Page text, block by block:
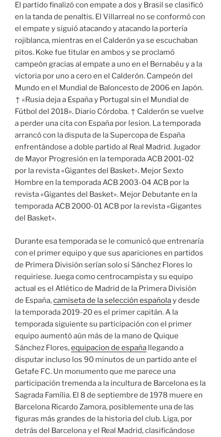
El partido finalizó con empate a dos y Brasil se clasificó
en la tanda de penaltis. El Villarreal no se conformó con
el empate y siguió atacando y atacando la portería
rojiblanca, mientras en el Calderón ya se escuchaban
pitos. Koke fue titular en ambos y se proclamó
campeón gracias al empate a uno en el Bernabéu y a la
victoria por uno a cero en el Calderón. Campeón del
Mundo en el Mundial de Baloncesto de 2006 en Japón.
↑ «Rusia deja a España y Portugal sin el Mundial de
Fútbol del 2018». Diario Córdoba. ↑ Calderón se vuelve
a perder una cita con España por lesion. La temporada
arrancó con la disputa de la Supercopa de España
enfrentándose a doble partido al Real Madrid. Jugador
de Mayor Progresión en la temporada ACB 2001-02
por la revista «Gigantes del Basket». Mejor Sexto
Hombre en la temporada ACB 2003-04 ACB por la
revista «Gigantes del Basket». Mejor Debutante en la
temporada ACB 2000-01 ACB por la revista «Gigantes
del Basket».
Durante esa temporada se le comunicó que entrenaría
con el primer equipo y que sus apariciones en partidos
de Primera División serían solo si Sánchez Flores lo
requiriese. Juega como centrocampista y su equipo
actual es el Atlético de Madrid de la Primera División
de España,camiseta de la selección españolay desde
la temporada 2019-20 es el primer capitán. A la
temporada siguiente su participación con el primer
equipo aumentó aún más de la mano de Quique
Sánchez Flores,equipacion de españa llegando a
disputar incluso los 90 minutos de un partido ante el
Getafe FC. Un monumento que me parece una
participación tremenda a la incultura de Barcelona es la
Sagrada Família. El 8 de septiembre de 1978 muere en
Barcelona Ricardo Zamora, posiblemente una de las
figuras más grandes de la historia del club. Liga, por
detrás del Barcelona y el Real Madrid, clasificándose